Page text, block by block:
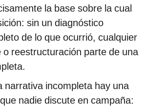
la base sobre la cual
sin un diagnóstico
de lo que ocurrió, cualquier
o reestructuración parte de una
narrativa incompleta hay una
nadie discute en campaña: